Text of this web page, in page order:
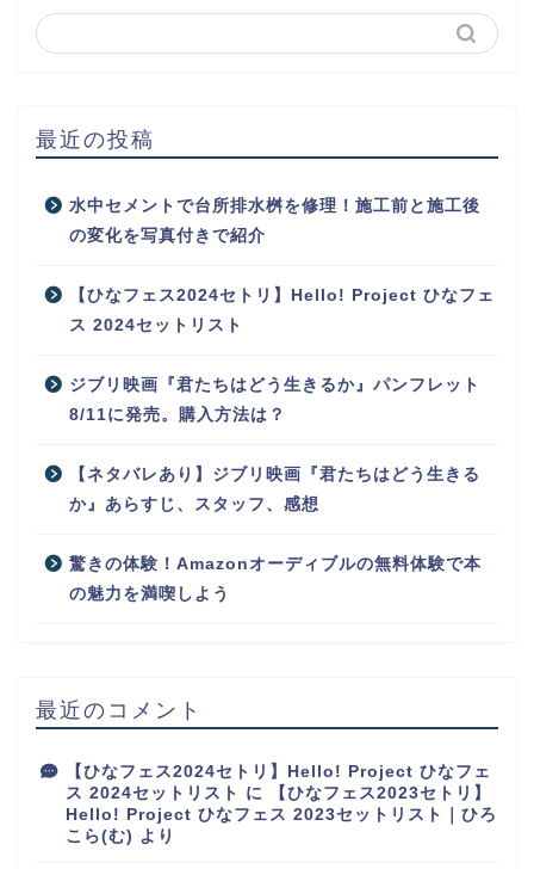
最近の投稿
水中セメントで台所排水桝を修理！施工前と施工後
の変化を写真付きで紹介
【ひなフェス2024セトリ】Hello! Project ひなフェ
ス 2024セットリスト
ジブリ映画『君たちはどう生きるか』パンフレット
8/11に発売。購入方法は？
【ネタバレあり】ジブリ映画『君たちはどう生きる
か』あらすじ、スタッフ、感想
驚きの体験！Amazonオーディブルの無料体験で本
の魅力を満喫しよう
最近のコメント
【ひなフェス2024セトリ】Hello! Project ひなフェ
ス 2024セットリスト に
【ひなフェス2023セトリ】
Hello! Project ひなフェス 2023セットリスト｜ひろ
こら(む) より